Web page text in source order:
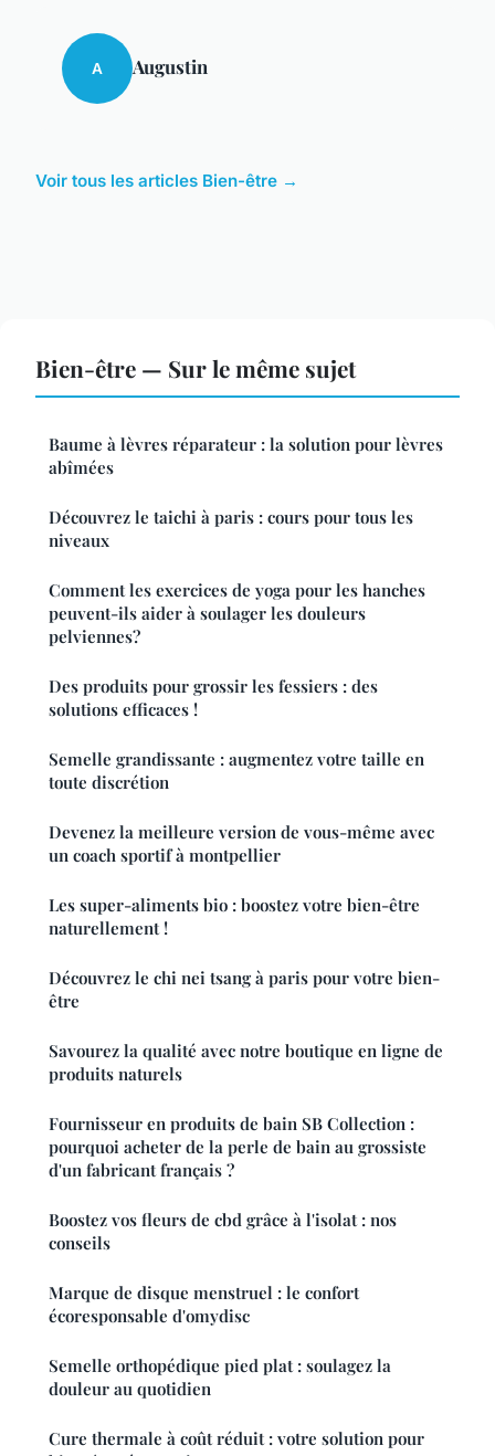
A Augustin
Voir tous les articles Bien-être →
Bien-être — Sur le même sujet
Baume à lèvres réparateur : la solution pour lèvres
abîmées
Découvrez le taichi à paris : cours pour tous les
niveaux
Comment les exercices de yoga pour les hanches
peuvent-ils aider à soulager les douleurs
pelviennes?
Des produits pour grossir les fessiers : des
solutions efficaces !
Semelle grandissante : augmentez votre taille en
toute discrétion
Devenez la meilleure version de vous-même avec
un coach sportif à montpellier
Les super-aliments bio : boostez votre bien-être
naturellement !
Découvrez le chi nei tsang à paris pour votre bien-
être
Savourez la qualité avec notre boutique en ligne de
produits naturels
Fournisseur en produits de bain SB Collection :
pourquoi acheter de la perle de bain au grossiste
d'un fabricant français ?
Boostez vos fleurs de cbd grâce à l'isolat : nos
conseils
Marque de disque menstruel : le confort
écoresponsable d'omydisc
Semelle orthopédique pied plat : soulagez la
douleur au quotidien
Cure thermale à coût réduit : votre solution pour